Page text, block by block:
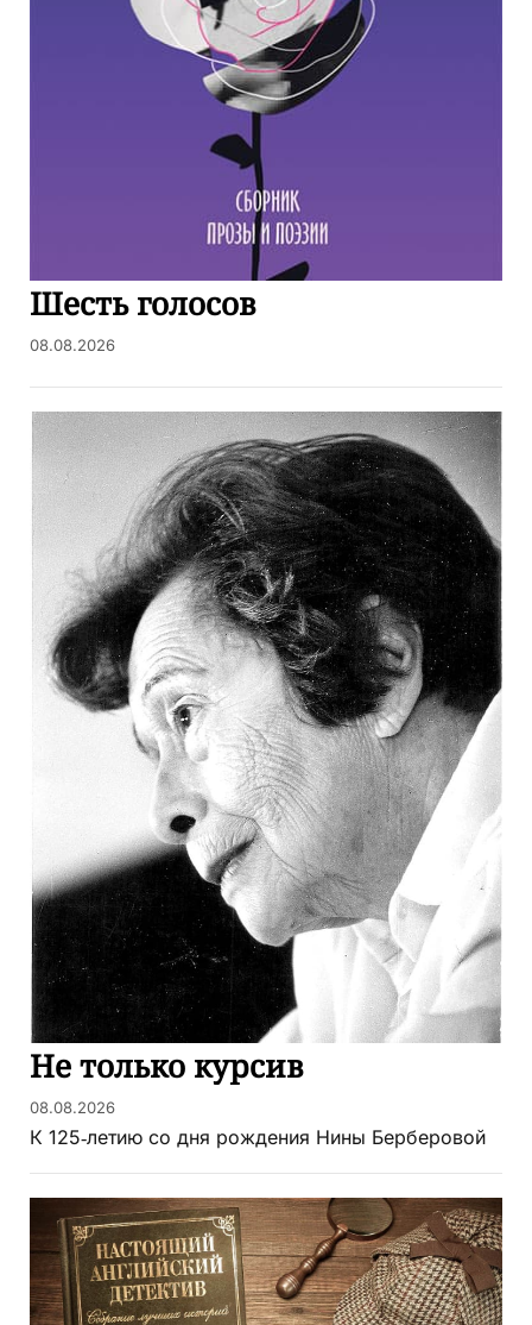
Шесть голосов
08.08.2026
Не только курсив
08.08.2026
К 125‑летию со дня рождения Нины Берберовой